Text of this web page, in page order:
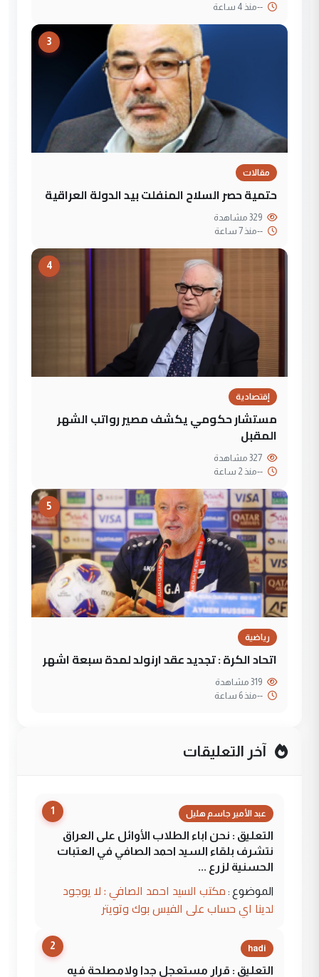
--منذ 4 ساعة
3
مقالات
حتمية حصر السلاح المنفلت بيد الدولة العراقية
--منذ 7 ساعة
4
إقتصادية
مستشار حكومي يكشف مصير رواتب الشهر
المقبل
--منذ 2 ساعة
5
رياضية
اتحاد الكرة : تجديد عقد ارنولد لمدة سبعة اشهر
--منذ 6 ساعة
آخر التعليقات
1 عبد الأمير جاسم هليل
التعليق : نحن اباء الطلاب الأوائل على العراق
نتشرف بلقاء السيد احمد الصافي في العتبات
الحسنية لزرع ...
الموضوع : مكتب السيد احمد الصافي : لا يوجود
لدينا اي حساب على الفيس بوك وتويتر
2 hadi
التعليق : قرار مستعجل جدا ولامصلحة فيه